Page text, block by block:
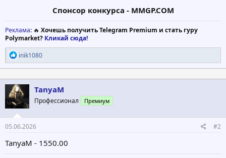
Спонсор конкурса - MMGP.CОМ
Реклама: 🔥 Хочешь получить Telegram Premium и стать гуру
Polymarket? Кликай сюда!
Р
е
а
к
ц
и
и
:
inik1080
TanyaM
Профессионал Премиум
05.06.2026 #2
TanyaM - 1550.00